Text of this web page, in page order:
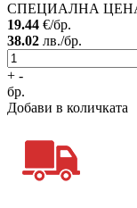
СПЕЦИАЛНА
19.44 €/бр.
38.02 лв./бр.
+ -
бр.
Добави в количката